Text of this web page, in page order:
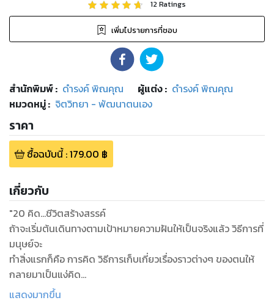
12Ratings
เพิ่มไปรายการที่ชอบ
สำนักพิมพ์: ดำรงค์ พิณคุณ ผู้แต่ง : ดำรงค์ พิณคุณ
หมวดหมู่: จิตวิทยา - พัฒนาตนเอง
ราคา
ซื้อฉบับนี้:179.00 ฿
เกี่ยวกับ
"20 คิด...ชีวิตสร้างสรรค์
ถ้าจะเริ่มต้นเดินทางตามเป้าหมายความฝันให้เป็นจริงแล้ว วิธีการที่
มนุษย์จะ
ทำสิ่งแรกก็คือ การคิด วิธีการเก็บเกี่ยวเรื่องราวต่างๆ ของตนให้
กลายมาเป็นแง่คิด
เป็นหลักการคิด สำหรับคนรุ่นใหม่ ที่ต้องการดำเนินชีวิตโดยใช้
แสดงมากขึ้น